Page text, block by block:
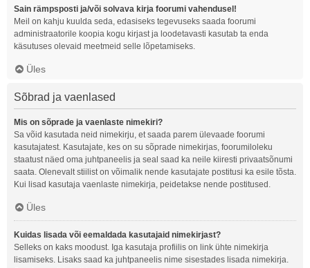
Sain rämpsposti ja/või solvava kirja foorumi vahendusel!
Meil on kahju kuulda seda, edasiseks tegevuseks saada foorumi
administraatorile koopia kogu kirjast ja loodetavasti kasutab ta enda
käsutuses olevaid meetmeid selle lõpetamiseks.
Üles
Sõbrad ja vaenlased
Mis on sõprade ja vaenlaste nimekiri?
Sa võid kasutada neid nimekirju, et saada parem ülevaade foorumi
kasutajatest. Kasutajate, kes on su sõprade nimekirjas, foorumiloleku
staatust näed oma juhtpaneelis ja seal saad ka neile kiiresti privaatsõnumi
saata. Olenevalt stiilist on võimalik nende kasutajate postitusi ka esile tõsta.
Kui lisad kasutaja vaenlaste nimekirja, peidetakse nende postitused.
Üles
Kuidas lisada või eemaldada kasutajaid nimekirjast?
Selleks on kaks moodust. Iga kasutaja profiilis on link ühte nimekirja
lisamiseks. Lisaks saad ka juhtpaneelis nime sisestades lisada nimekirja.